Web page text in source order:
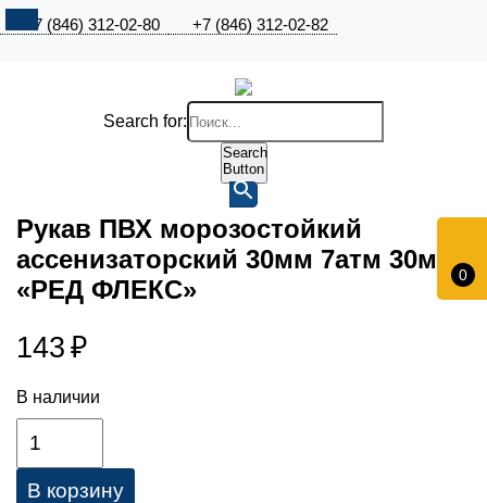
+7 (846) 312-02-80 +7 (846) 312-02-82
0
Search for:
Search
Button
Рукав ПВХ морозостойкий
ассенизаторский 30мм 7атм 30м
«РЕД ФЛЕКС»
143 ₽
В наличии
В корзину